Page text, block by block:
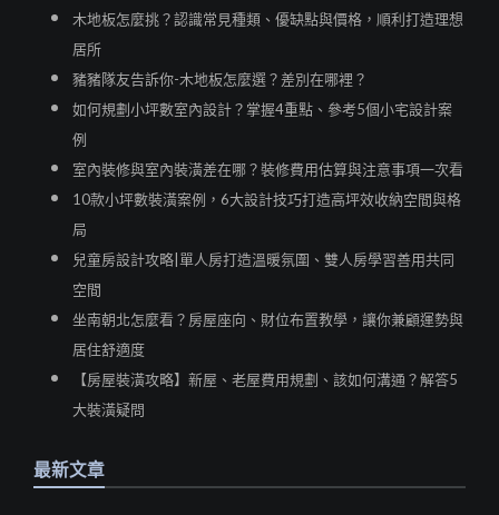
木地板怎麼挑？認識常見種類、優缺點與價格，順利打造理想
居所
豬豬隊友告訴你-木地板怎麼選？差別在哪裡？
如何規劃小坪數室內設計？掌握4重點、參考5個小宅設計案
例
室內裝修與室內裝潢差在哪？裝修費用估算與注意事項一次看
10款小坪數裝潢案例，6大設計技巧打造高坪效收納空間與格
局
兒童房設計攻略|單人房打造溫暖氛圍、雙人房學習善用共同
空間
坐南朝北怎麼看？房屋座向、財位布置教學，讓你兼顧運勢與
居住舒適度
【房屋裝潢攻略】新屋、老屋費用規劃、該如何溝通？解答5
大裝潢疑問
最新文章